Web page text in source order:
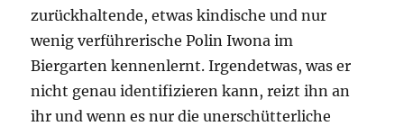
zurückhaltende, etwas kindische und nur
wenig verführerische Polin Iwona im
Biergarten kennenlernt. Irgendetwas, was er
nicht genau identifizieren kann, reizt ihn an
ihr und wenn es nur die unerschütterliche